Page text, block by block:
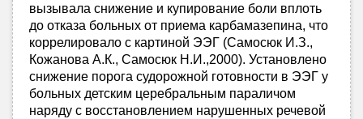
вызывала снижение и купирование боли вплоть
до отказа больных от приема карбамазепина, что
коррелировало с картиной ЭЭГ (Самосюк И.З.,
Кожанова А.К., Самосюк Н.И.,2000). Установлено
снижение порога судорожной готовности в ЭЭГ у
больных детским церебральным параличом
наряду с восстановлением нарушенных речевой